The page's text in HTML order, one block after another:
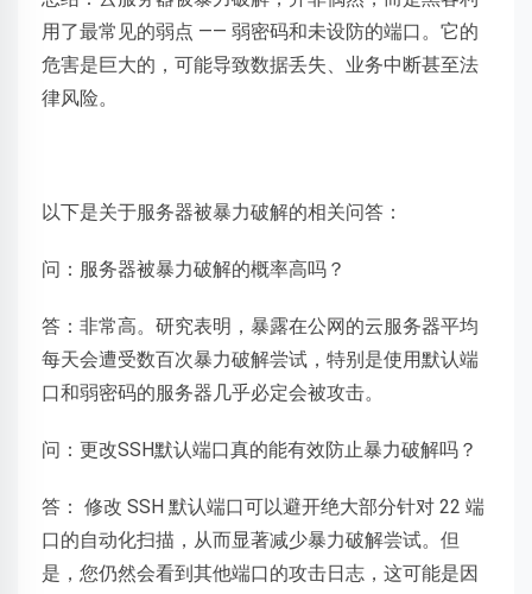
用了最常见的弱点 —— 弱密码和未设防的端口。它的
危害是巨大的，可能导致数据丢失、业务中断甚至法
律风险。
以下是关于服务器被暴力破解的相关问答：
问：服务器被暴力破解的概率高吗？
答：非常高。研究表明，暴露在公网的云服务器平均
每天会遭受数百次暴力破解尝试，特别是使用默认端
口和弱密码的服务器几乎必定会被攻击。
问：更改SSH默认端口真的能有效防止暴力破解吗？
答： 修改 SSH 默认端口可以避开绝大部分针对 22 端
口的自动化扫描，从而显著减少暴力破解尝试。但
是，您仍然会看到其他端口的攻击日志，这可能是因